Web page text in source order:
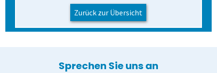
Zurück zur Übersicht
Sprechen Sie uns an